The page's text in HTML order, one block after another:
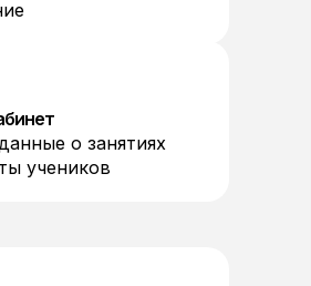
о занятиях
учеников